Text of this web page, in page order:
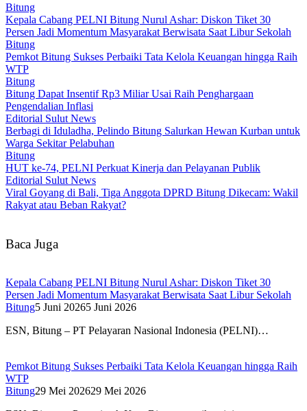
Bitung
Kepala Cabang PELNI Bitung Nurul Ashar: Diskon Tiket 30
Persen Jadi Momentum Masyarakat Berwisata Saat Libur Sekolah
Bitung
Pemkot Bitung Sukses Perbaiki Tata Kelola Keuangan hingga Raih
WTP
Bitung
Bitung Dapat Insentif Rp3 Miliar Usai Raih Penghargaan
Pengendalian Inflasi
Editorial Sulut News
Berbagi di Iduladha, Pelindo Bitung Salurkan Hewan Kurban untuk
Warga Sekitar Pelabuhan
Bitung
HUT ke-74, PELNI Perkuat Kinerja dan Pelayanan Publik
Editorial Sulut News
Viral Goyang di Bali, Tiga Anggota DPRD Bitung Dikecam: Wakil
Rakyat atau Beban Rakyat?
Baca Juga
Kepala Cabang PELNI Bitung Nurul Ashar: Diskon Tiket 30
Persen Jadi Momentum Masyarakat Berwisata Saat Libur Sekolah
Bitung5 Juni 20265 Juni 2026
ESN, Bitung – PT Pelayaran Nasional Indonesia (PELNI)…
Pemkot Bitung Sukses Perbaiki Tata Kelola Keuangan hingga Raih
WTP
Bitung29 Mei 202629 Mei 2026